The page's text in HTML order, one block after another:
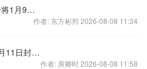
《妹型杀器》新服狂暴之镰干将1月9日火爆开启
作者: 东方彬邦 2026-08-08 11:34
打造多重惊喜《灵剑侠侣》1月11日封测开启
作者: 庾卿时 2026-08-08 11:58